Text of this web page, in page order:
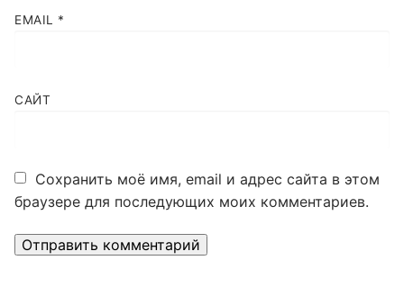
EMAIL *
САЙТ
Сохранить моё имя, email и адрес сайта в этом
браузере для последующих моих комментариев.